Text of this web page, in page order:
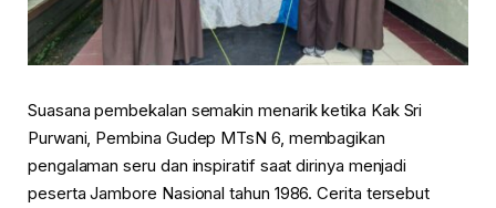
Suasana pembekalan semakin menarik ketika Kak Sri
Purwani, Pembina Gudep MTsN 6, membagikan
pengalaman seru dan inspiratif saat dirinya menjadi
peserta Jambore Nasional tahun 1986. Cerita tersebut